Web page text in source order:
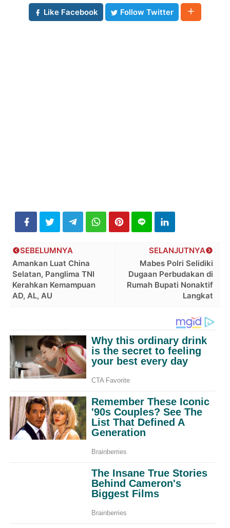
Like Facebook
Follow Twitter
SELANJUTNYA
Mabes Polri Selidiki
Dugaan Perbudakan di
Rumah Bupati Nonaktif
Langkat
SEBELUMNYA
Amankan Luat China
Selatan, Panglima TNI
Kerahkan Kemampuan
AD, AL, AU